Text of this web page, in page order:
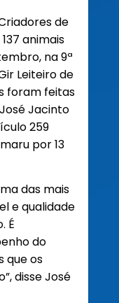
de
animais
na 9ª
Leiteiro de
foram feitas
Jacinto
259
por 13
das mais
e qualidade
É
do
que os
disse José